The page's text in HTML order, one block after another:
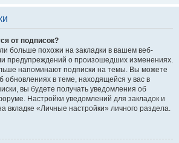
от подписок?
больше похожи на закладки в вашем веб-
предупреждений о произошедших изменениях.
напоминают подписки на темы. Вы можете
обновлениях в теме, находящейся у вас в
вы будете получать уведомления об
Настройки уведомлений для закладок и
вкладке «Личные настройки» личного раздела.